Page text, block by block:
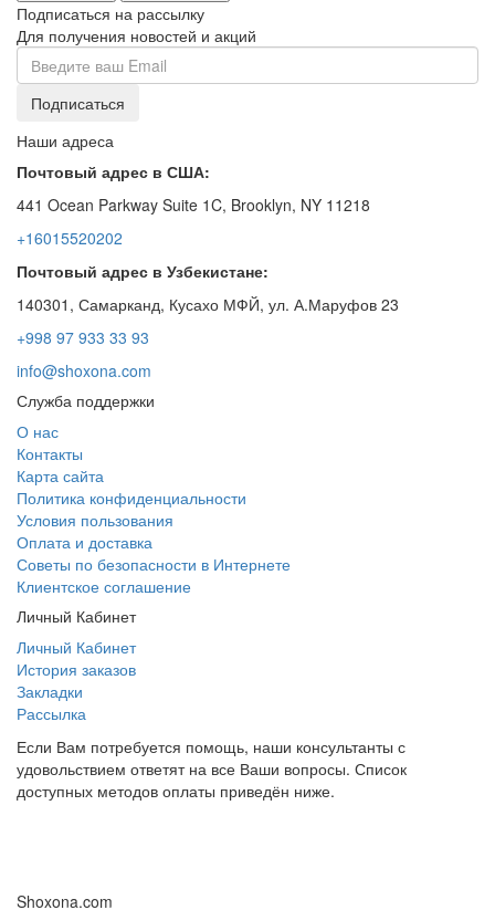
Подписаться на рассылку
Для получения новостей и акций
Наши адреса
Почтовый адрес в США:
441 Ocean Parkway Suite 1C, Brooklyn, NY 11218
+16015520202
Почтовый адрес в Узбекистане:
140301, Самарканд, Кусахо МФЙ, ул. А.Маруфов 23
+998 97 933 33 93
info@shoxona.com
Служба поддержки
О нас
Контакты
Карта сайта
Политика конфиденциальности
Условия пользования
Оплата и доставка
Советы по безопасности в Интернете
Клиентское соглашение
Личный Кабинет
Личный Кабинет
История заказов
Закладки
Рассылка
Если Вам потребуется помощь, наши консультанты с
удовольствием ответят на все Ваши вопросы. Список
доступных методов оплаты приведён ниже.
Shoxona.com